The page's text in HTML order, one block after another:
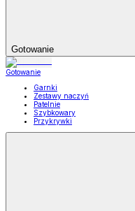
Gotowanie
Gotowanie
Garnki
Zestawy naczyń
Patelnie
Szybkowary
Przykrywki